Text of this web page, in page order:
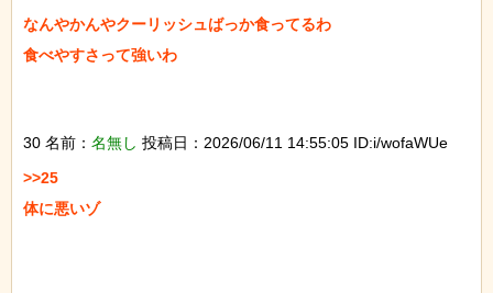
なんやかんやクーリッシュばっか食ってるわ
食べやすさって強いわ
30 名前： 名無し 投稿日：2026/06/11 14:55:05 ID:i/wofaWUe
>>25
体に悪いゾ